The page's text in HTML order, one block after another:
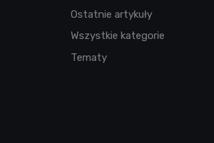
Ostatnie artykuły
Wszystkie kategorie
Tematy